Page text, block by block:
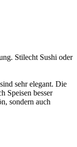
Stilecht Sushi oder
sehr elegant. Die
Speisen besser
sondern auch